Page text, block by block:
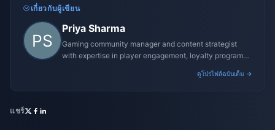
เกี่ยวกับผู้เขียน
Priya Sharma
Gaming community manager and content strategist
with expertise in player engagement, loyalty programs,
ดูโปรไฟล์ฉบับเต็ม →
แชร์